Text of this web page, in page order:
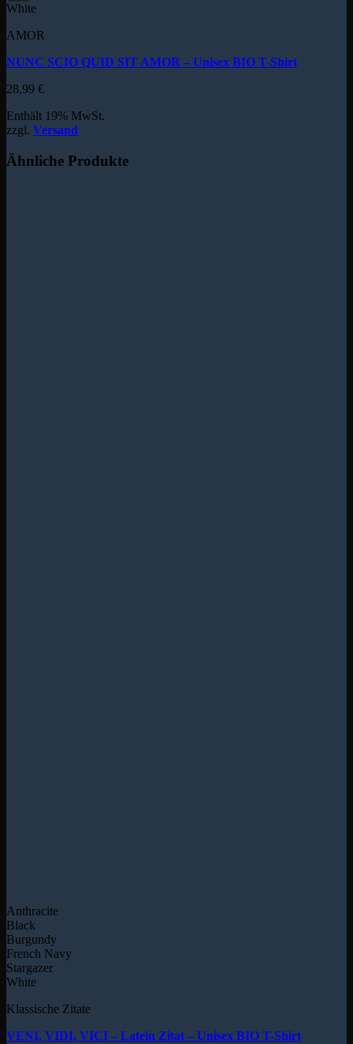
White
AMOR
NUNC SCIO QUID SIT AMOR – Unisex BIO T-Shirt
28,99 €
Enthält 19% MwSt.
zzgl. Versand
Ähnliche Produkte
Anthracite
Black
Burgundy
French Navy
Stargazer
White
Klassische Zitate
VENI, VIDI, VICI – Latein Zitat – Unisex BIO T-Shirt